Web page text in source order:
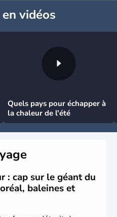
vidéos
Quels pays pour échapper à
la chaleur de l'été
: cap sur le géant du
baleines et